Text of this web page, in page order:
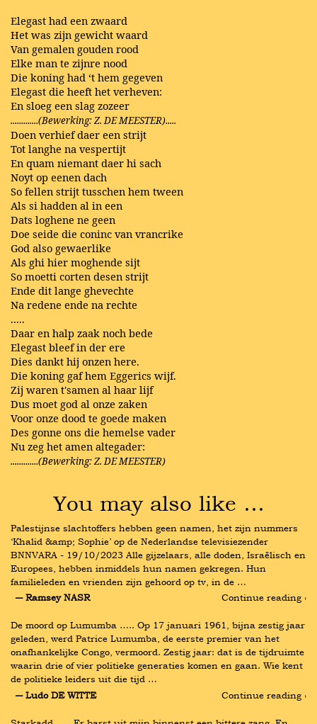
Elegast had een zwaard
Het was zijn gewicht waard
Van gemalen gouden rood
Elke man te zijnre nood
Die koning had ‘t hem gegeven
Elegast die heeft het verheven:
En sloeg een slag zozeer
.............(Bewerking: Z. DE MEESTER).....
Doen verhief daer een strijt
Tot langhe na vespertijt
En quam niemant daer hi sach
Noyt op eenen dach
So fellen strijt tusschen hem tween
Als si hadden al in een
Dats loghene ne geen
Doe seide die coninc van vrancrike
God also gewaerlike
Als ghi hier moghende sijt
So moetti corten desen strijt
Ende dit lange ghevechte
Na redene ende na rechte
.....
Daar en halp zaak noch bede
Elegast bleef in der ere
Dies dankt hij onzen here.
Die koning gaf hem Eggerics wijf.
Zij waren t'samen al haar lijf
Dus moet god al onze zaken
Voor onze dood te goede maken
Des gonne ons die hemelse vader
Nu zeg het amen altegader:
.............(Bewerking: Z. DE MEESTER)
You may also like …
Palestijnse slachtoffers hebben geen namen, het zijn nummers
‘Khalid &amp; Sophie’ op de Nederlandse televisiezender
BNNVARA - 19/10/2023 Alle gijzelaars, alle doden, Israëlisch en
Europees, hebben inmiddels hun namen gekregen. Hun
familieleden en vrienden zijn gehoord op tv, in de …
― Ramsey NASR
Continue reading ›
De moord op Lumumba ….. Op 17 januari 1961, bijna zestig jaar
geleden, werd Patrice Lumumba, de eerste premier van het
onafhankelijke Congo, vermoord. Zestig jaar: dat is de tijdruimte
waarin drie of vier politieke generaties komen en gaan. Wie kent
de politieke leiders uit die tijd …
― Ludo DE WITTE
Continue reading ›